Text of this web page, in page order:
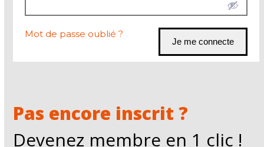
Mot de passe oublié ?
Pas encore inscrit ?
Devenez membre en 1 clic !